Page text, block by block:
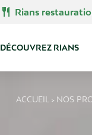
restaurant Rians
DÉCOUVREZ RIANS
ACCUEIL > NOS